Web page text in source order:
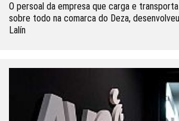
O persoal da empresa que carga e
sobre todo na comarca do Deza,
Lalín